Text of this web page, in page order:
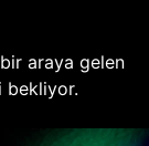
bir araya gelen
bekliyor.